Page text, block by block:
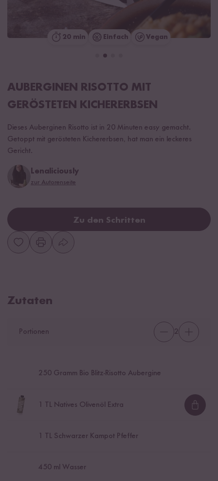
20 min Einfach Vegan
AUBERGINEN RISOTTO MIT
GERÖSTETEN KICHERERBSEN
Dieses Auberginen Risotto ist in 20 Minuten easy gemacht.
Getoppt mit gerösteten Kichererbsen, hat man ein leckeres
Gericht.
Lenaliciously
zur Autorenseite
Zu den Schritten
Zutaten
Portionen 2
250 Gramm Bio Blitz-Risotto Aubergine
TL Natives Olivenöl Extra
1 TL Schwarzer Kampot Pfeffer
450 ml Wasser